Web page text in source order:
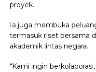
proyek.
Ia juga membuka
termasuk riset bersama
akademik lintas negara.
“Kami ingin